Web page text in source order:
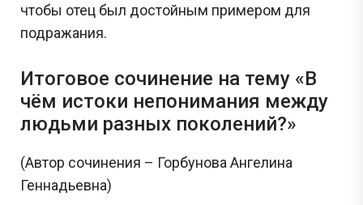
чтобы отец был достойным примером для
подражания.
Итоговое сочинение на тему «В
чём истоки непонимания между
людьми разных поколений?»
(Автор сочинения – Горбунова Ангелина
Геннадьевна)